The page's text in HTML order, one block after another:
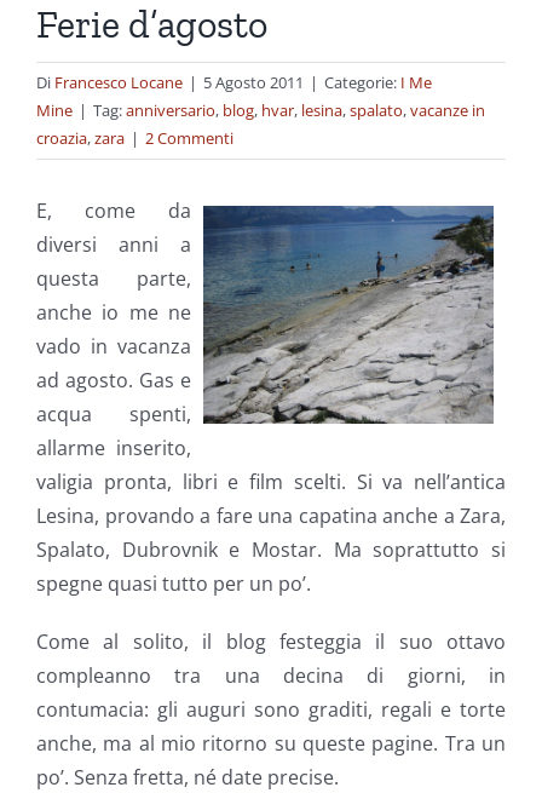
Ferie d’agosto
Di Francesco Locane | 5 Agosto 2011 | Categorie: I Me
Mine | Tag:anniversario, blog, hvar, lesina,spalato,vacanze in
croazia,zara | 2 Commenti
E, come da
diversi anni a
questa parte,
anche io me ne
vado in vacanza
ad agosto. Gas e
acqua spenti,
allarme inserito,
valigia pronta, libri e film scelti. Si va nell’antica
Lesina, provando a fare una capatina anche a Zara,
Spalato, Dubrovnik e Mostar. Ma soprattutto si
spegne quasi tutto per un po’.
Come al solito, il blog festeggia il suo ottavo
compleanno tra una decina di giorni, in
contumacia: gli auguri sono graditi, regali e torte
anche, ma al mio ritorno su queste pagine. Tra un
po’. Senza fretta, né date precise.